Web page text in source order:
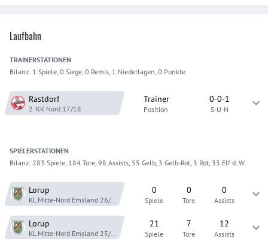
Laufbahn
TRAINERSTATIONEN
Bilanz: 1 Spiele, 0 Siege, 0 Remis, 1 Niederlagen, 0 Punkte
Rastdorf
2. KK Nord 17/18
Trainer
Position
0-0-1
S-U-N
SPIELERSTATIONEN
Bilanz: 283 Spiele, 184 Tore, 98 Assists, 55 Gelb, 3 Gelb-Rot, 3 Rot, 33 Elf d. W.
Lorup
KL Mitte-Nord Emsland 26/27
0
Spiele
0
Tore
0
Assists
Lorup
KL Mitte-Nord Emsland 25/26
21
Spiele
7
Tore
12
Assists